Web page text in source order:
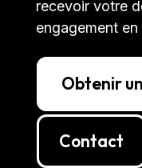
recevoir votre
engagement
Obtenir
Contact